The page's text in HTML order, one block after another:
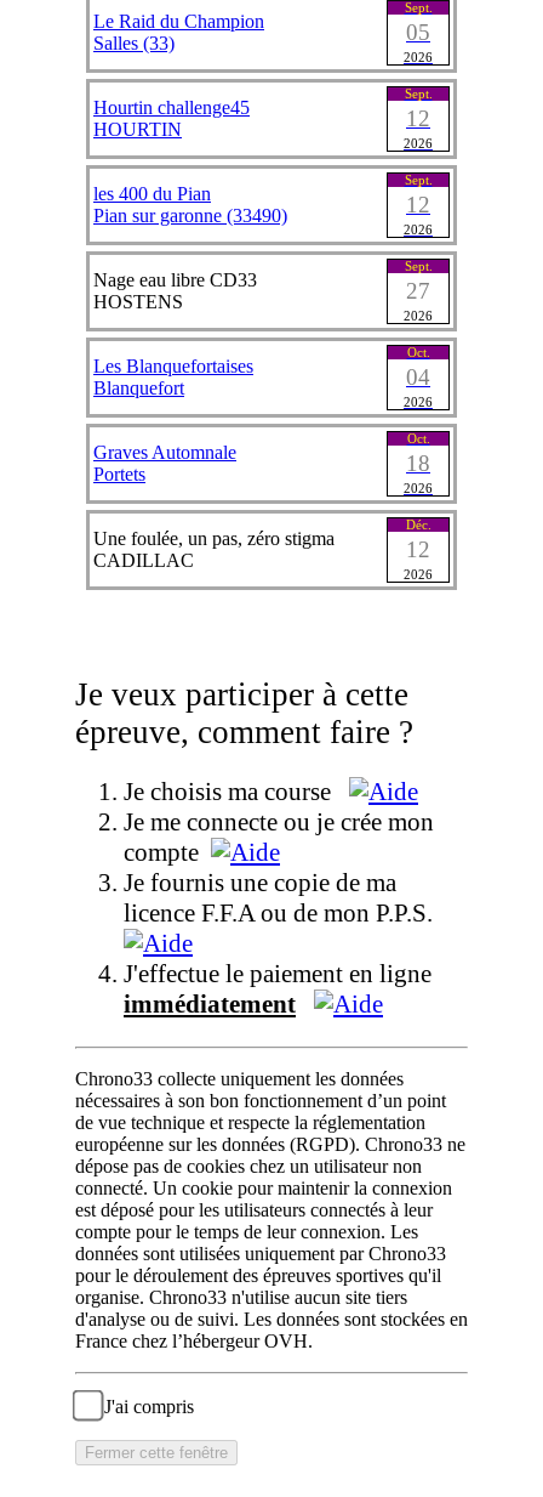
Le Raid du Champion
Salles (33)
Sept.
05
2026
Hourtin challenge45
HOURTIN
Sept.
12
2026
les 400 du Pian
Pian sur garonne (33490)
Sept.
12
2026
Nage eau libre CD33
HOSTENS
Sept.
27
2026
Les Blanquefortaises
Blanquefort
Oct.
04
2026
Graves Automnale
Portets
Oct.
18
2026
Une foulée, un pas, zéro stigma
CADILLAC
Déc.
12
2026
Je veux participer à cette
épreuve, comment faire ?
Je choisis ma course
Je me connecte ou je crée mon
compte
Je fournis une copie de ma
licence F.F.A ou de mon P.P.S.
J'effectue le paiement en ligne
immédiatement
Chrono33 collecte uniquement les données
nécessaires à son bon fonctionnement d’un point
de vue technique et respecte la réglementation
européenne sur les données (RGPD). Chrono33 ne
dépose pas de cookies chez un utilisateur non
connecté. Un cookie pour maintenir la connexion
est déposé pour les utilisateurs connectés à leur
compte pour le temps de leur connexion. Les
données sont utilisées uniquement par Chrono33
pour le déroulement des épreuves sportives qu'il
organise. Chrono33 n'utilise aucun site tiers
d'analyse ou de suivi. Les données sont stockées en
France chez l’hébergeur OVH.
J'ai compris
Fermer cette fenêtre